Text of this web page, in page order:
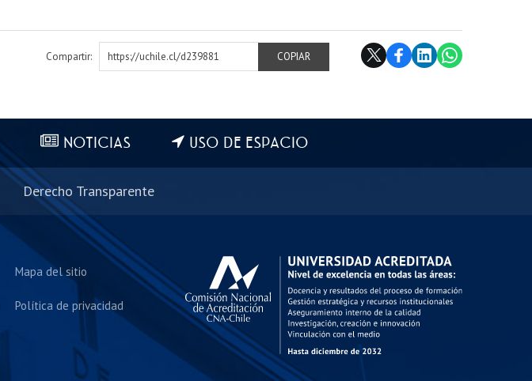
Compartir:
https://uchile.cl/d239881
COPIAR
NOTICIAS USO DE ESPACIO
Derecho Transparente
Mapa del sitio
Política de privacidad